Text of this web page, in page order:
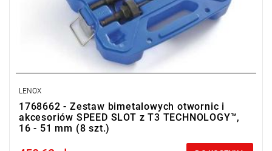
LENOX
1768662 - Zestaw bimetalowych otwornic i
akcesoriów SPEED SLOT z T3 TECHNOLOGY™,
16 - 51 mm (8 szt.)